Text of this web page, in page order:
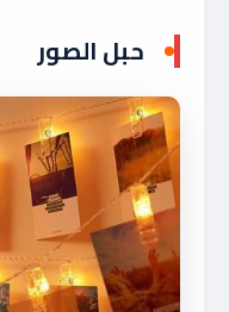
حبل الصور